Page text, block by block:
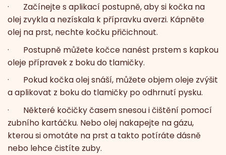
· Začínejte s aplikací postupně, aby si kočka na
olej zvykla a nezískala k přípravku averzi. Kápněte
olej na prst, nechte kočku přičichnout.
· Postupně můžete kočce nanést prstem s kapkou
oleje přípravek z boku do tlamičky.
· Pokud kočka olej snáší, můžete objem oleje zvýšit
a aplikovat z boku do tlamičky po odhrnutí pysku.
· Některé kočičky časem snesou i čištění pomocí
zubního kartáčku. Nebo olej nakapejte na gázu,
kterou si omotáte na prst a takto potíráte dásně
nebo lehce čistíte zuby.